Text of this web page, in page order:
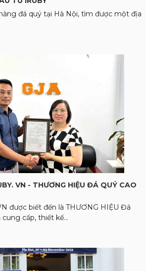
đá quý tại Hà Nội, tìm được một địa
VN - THƯƠNG HIỆU ĐÁ QUÝ CAO
được biết đến là THƯƠNG HIỆU Đá
cấp, thiết kế...